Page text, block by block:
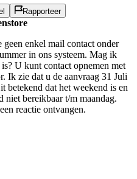
Rapporteer
enkel mail contact onder
in ons systeem. Mag ik
U kunt contact opnemen met
Ik zie dat u de aanvraag 31 Juli
betekend dat het weekend is en
niet bereikbaar t/m maandag.
reactie ontvangen.